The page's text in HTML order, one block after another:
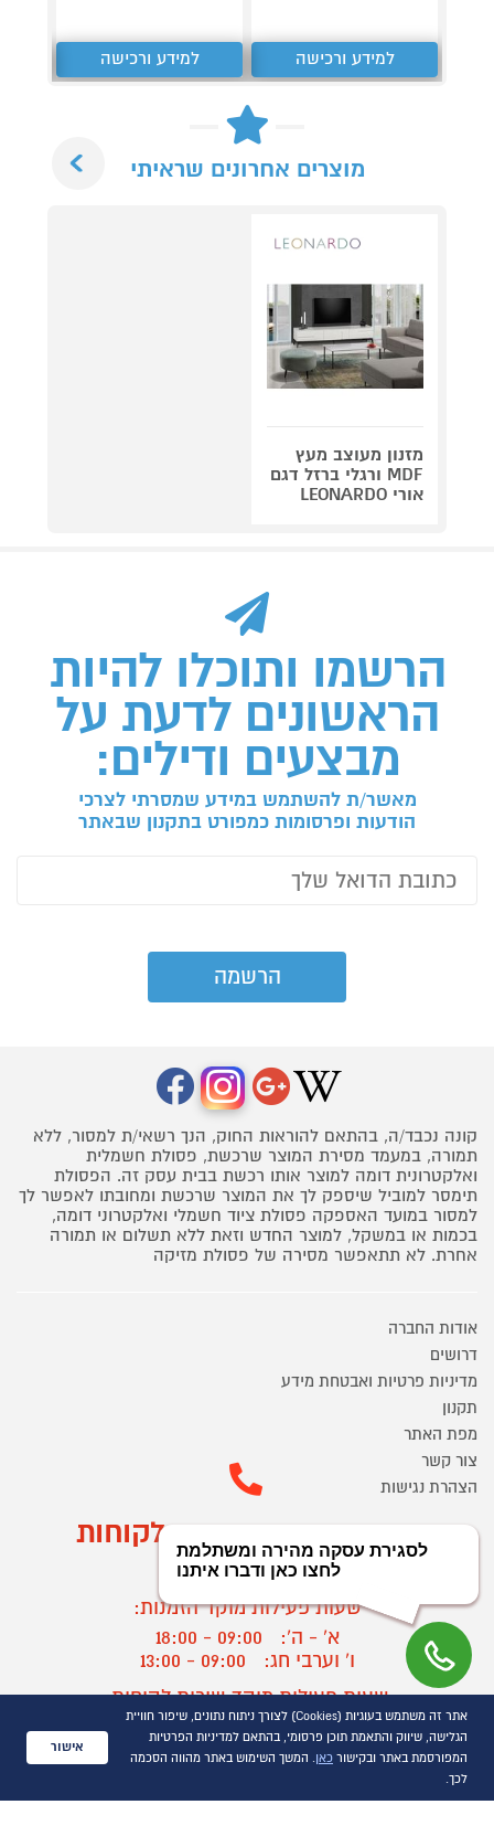
למידע ורכישה למידע ורכישה
מוצרים אחרונים שראיתי
מזנון מעוצב מעץ
MDF ורגלי ברזל דגם
אורי LEONARDO
הרשמו ותוכלו להיות
הראשונים לדעת על
מבצעים ודילים:
מאשר/ת להשתמש במידע שמסרתי לצרכי
הודעות ופרסומות כמפורט בתקנון שבאתר
קונה נכבד/ה, בהתאם להוראות החוק, הנך רשאי/ת למסור, ללא
תמורה, במעמד מסירת המוצר שרכשת, פסולת חשמלית
ואלקטרונית דומה למוצר אותו רכשת בבית עסק זה. הפסולת
תימסר למוביל שיספק לך את המוצר שרכשת ומחובתו לאפשר לך
למסור במועד האספקה פסולת ציוד חשמלי ואלקטרוני דומה,
בכמות או במשקל, למוצר החדש וזאת ללא תשלום או תמורה
אחרת. לא תתאפשר מסירה של פסולת מזיקה
אודות החברה
דרושים
מדיניות פרטיות ואבטחת מידע
תקנון
מפת האתר
צור קשר
הצהרת נגישות
מוקד הזמנות ושירות לקוחות
03-9545370
שעות פעילות מוקד הזמנות:
א' - ה':
09:00 - 18:00
ו' וערבי חג:
09:00 - 13:00
שעות פעילות מוקד שירות לקוחות:
א' - ד':
09:00 - 16:30
ה :
09:00 - 16:00
חול המועד
?
אתר זה משתמש בעוגיות (Cookies) לצורך ניתוח נתונים, שיפור חוויית
הגלישה, שיווק והתאמת תוכן פרסומי, בהתאם למדיניות הפרטיות
המפורסמת באתר ובקישור כאן. המשך השימוש באתר מהווה הסכמה
לכך.
אישור